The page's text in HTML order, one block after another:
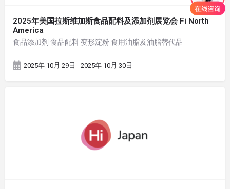
2025年美国拉斯维加斯食品配料及添加剂展览会 Fi North
America
食品添加剂 食品配料 变形淀粉 食用油脂及油脂替代品
2025年 10月 29日 - 2025年 10月 30日